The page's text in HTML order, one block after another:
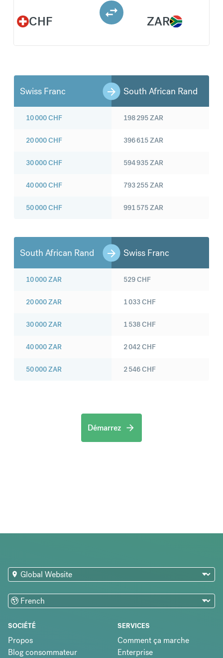
CHF ZAR
Swiss Franc South African Rand
10 000CHF
20 000CHF
30 000CHF
40 000CHF
50 000CHF
198 295ZAR
396 615ZAR
594 935ZAR
793 255ZAR
991 575ZAR
South African Rand Swiss Franc
10 000ZAR
20 000ZAR
30 000ZAR
40 000ZAR
50 000ZAR
529CHF
1 033CHF
1 538CHF
2 042CHF
2 546CHF
Démarrez
SOCIÉTÉ
Propos
Blog consommateur
SERVICES
Comment ça marche
Enterprise